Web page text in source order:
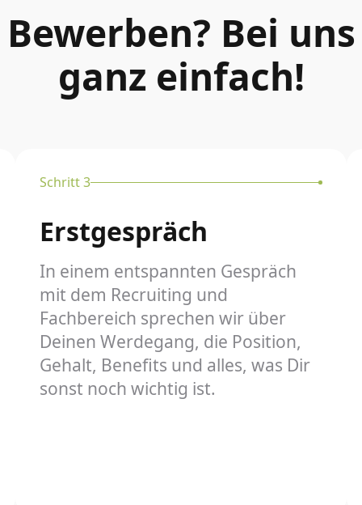
Bewerben? Bei uns
ganz einfach!
Schritt 3
Erstgespräch
In einem entspannten Gespräch
mit dem Recruiting und
Fachbereich sprechen wir über
Deinen Werdegang, die Position,
Gehalt, Benefits und alles, was Dir
sonst noch wichtig ist.